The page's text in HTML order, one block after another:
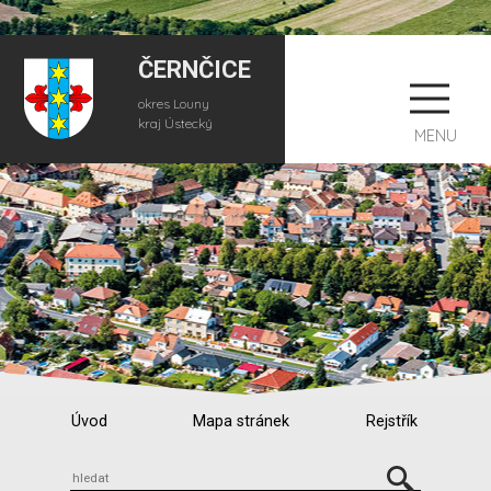
ČERNČICE
okres Louny
kraj Ústecký
MENU
Úvod Mapa stránek Rejstřík